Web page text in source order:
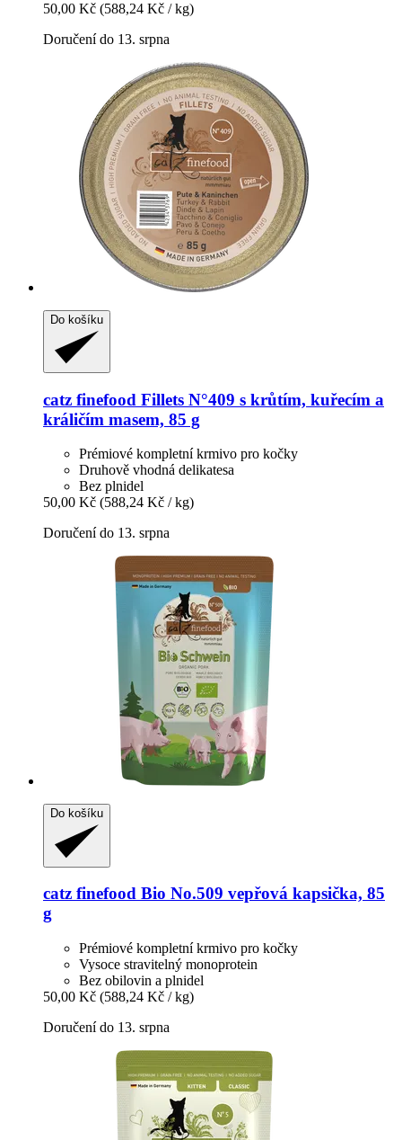
50,00 Kč (588,24 Kč / kg)
Doručení do 13. srpna
Do košíku
catz finefood Fillets N°409 s krůtím, kuřecím a
králičím masem, 85 g
Prémiové kompletní krmivo pro kočky
Druhově vhodná delikatesa
Bez plnidel
50,00 Kč (588,24 Kč / kg)
Doručení do 13. srpna
Do košíku
catz finefood Bio No.509 vepřová kapsička, 85
g
Prémiové kompletní krmivo pro kočky
Vysoce stravitelný monoprotein
Bez obilovin a plnidel
50,00 Kč (588,24 Kč / kg)
Doručení do 13. srpna